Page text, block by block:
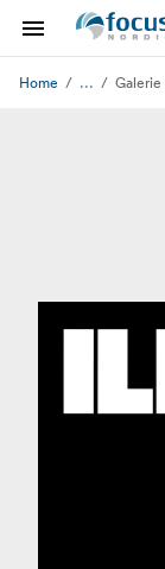
Home ... Galerie